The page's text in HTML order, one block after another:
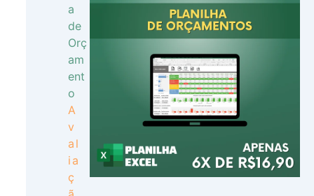
a
de
Orç
am
ent
o
A
v
al
ia
ç